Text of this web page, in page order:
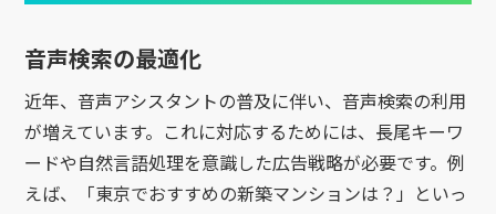
音声検索の最適化
近年、音声アシスタントの普及に伴い、音声検索の利用
が増えています。これに対応するためには、長尾キーワ
ードや自然言語処理を意識した広告戦略が必要です。例
えば、「東京でおすすめの新築マンションは？」といっ